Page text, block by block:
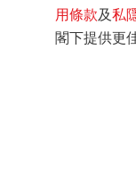
©2026佳能香港有
用條款及私
閣下提供更